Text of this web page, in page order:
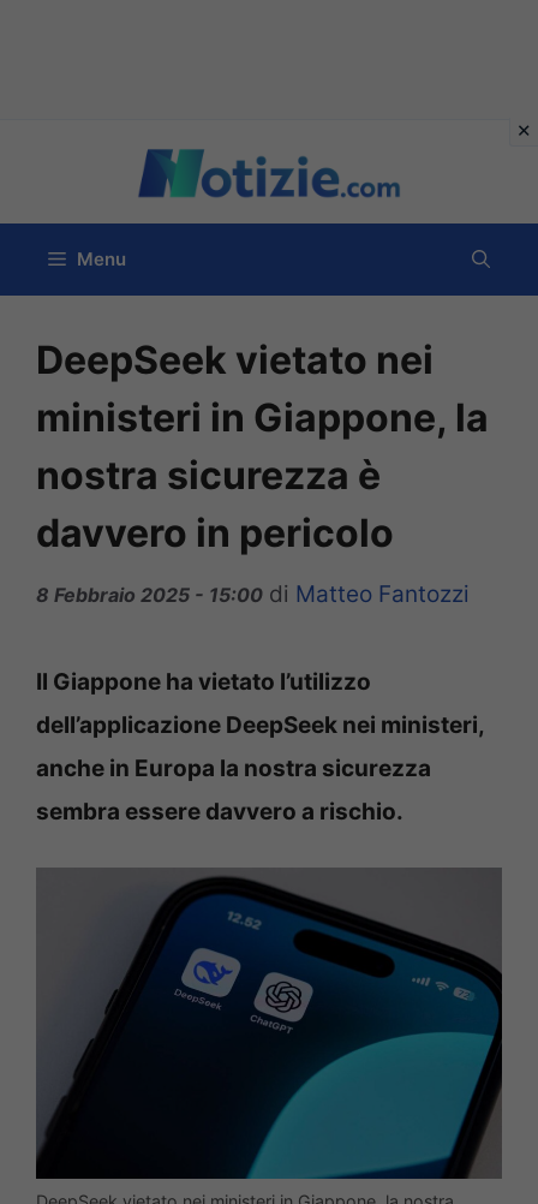
contenuto
Menu
DeepSeek vietato nei
ministeri in Giappone, la
nostra sicurezza è
davvero in pericolo
8 Febbraio 2025 - 15:00 di Matteo Fantozzi
Il Giappone ha vietato l’utilizzo
dell’applicazione DeepSeek nei ministeri,
anche in Europa la nostra sicurezza
sembra essere davvero a rischio.